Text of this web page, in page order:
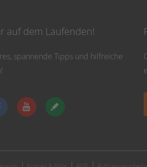
auf dem Laufenden!
spannende Tipps und hilfreiche